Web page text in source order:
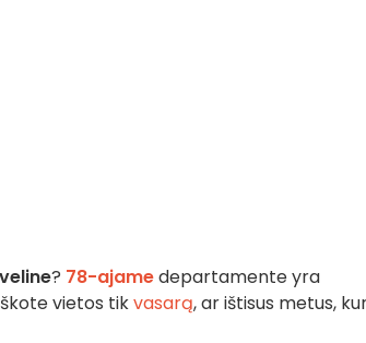
? 78-ajamedepartamente yra
vietos tikvasarą, ar ištisus metus,